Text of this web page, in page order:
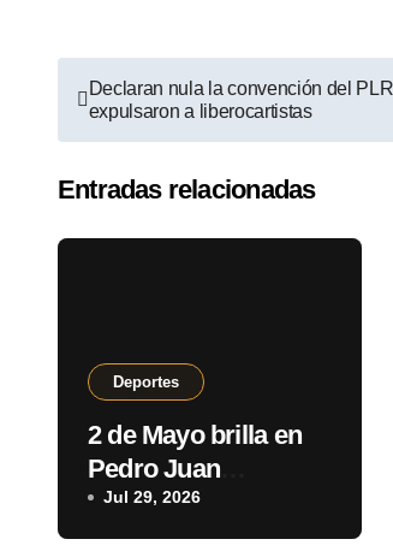
Declaran nula la convención del
expulsaron a liberocartistas
Entradas relacionadas
Deportes
2 de Mayo brilla en
Pedro Juan
Caballero y
consolida un
Jul 29, 2026